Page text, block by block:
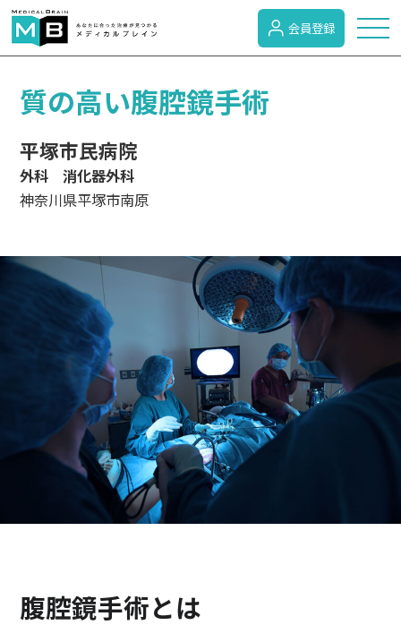
トピックス
症状検索
病気のカテゴリー
がん
検診・検査
出産・子ども
会員登録
質の高い腹腔鏡手術
平塚市民病院
外科 消化器外科
神奈川県平塚市南原
腹腔鏡手術とは